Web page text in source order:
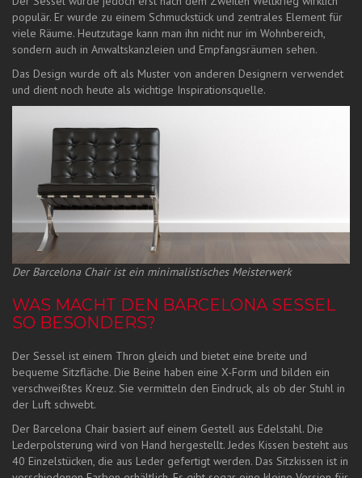
populär. Er wurde zu einem Schmuckstück und zentrales Element für
viele Räume. Heutzutage kann man ihn nicht nur im Wohnbereich,
sondern auch in Anwaltskanzleien und Empfangsräumen sehen.
Das Design wurde oft als Muster von anderen Designern verwendet
und dient noch heute als wichtige Inspirationsquelle.
Der Barcelona Chair ist ein minimalistisches Meisterwerk
WAS MACHT DEN BARCELONA SESSEL
SO BESONDERS?
Der Sessel ist einem Thron gleich und bietet eine breite und
bequeme Sitzfläche. Die Beine haben eine X-Form und bilden ein
verschweißtes Kreuz. Sie vermitteln den Eindruck, als ob der Stuhl in
der Luft schwebt.
Der Barcelona Chair basiert auf einem Gestell aus Edelstahl. Die
Lederpolsterung wird von Hand hergestellt. Jedes Kissen besteht aus
40 Einzelstücken, die aus Leder gefertigt werden. Das Sitzkissen ist in